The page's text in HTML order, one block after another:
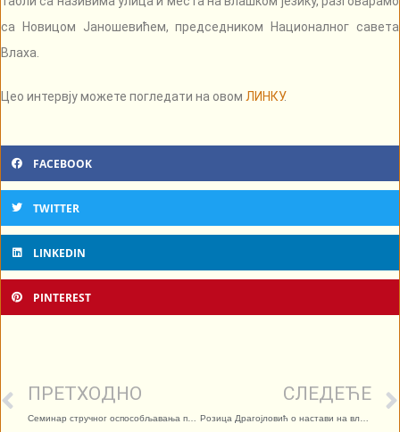
са Новицом Јаношевићем, председником Националног савета
Влаха.
Цео интервју можете погледати на овом ЛИНКУ.
FACEBOOK
TWITTER
LINKEDIN
PINTEREST
ПРЕТХОДНО СЛЕДЕЋЕ
Розица Драгојловић о настави на влашком језику